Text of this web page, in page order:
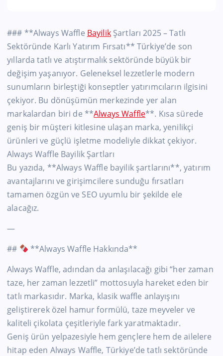
### **Always Waffle BayilikŞartları 2025 – Tatlı
Sektöründe Karlı Yatırım Fırsatı** Türkiye’de son
yıllarda tatlı ve atıştırmalık sektöründe büyük bir
değişim yaşanıyor. Geleneksel lezzetlerle modern
sunumların birleştiği konseptler yatırımcıların ilgisini
çekiyor. Bu dönüşümün merkezinde yer alan
markalardan biri de **Always Waffle**. Kısa sürede
geniş bir müşteri kitlesine ulaşan marka, yenilikçi
ürünleri ve güçlü işletme modeliyle dikkat çekiyor.
Always Waffle Bayilik Şartları
Bu yazıda, **Always Waffle bayilik şartlarını**, yatırım
avantajlarını ve girişimcilere sunduğu fırsatları
tamamen özgün ve SEO uyumlu bir şekilde ele
alacağız.
—
##
**Always Waffle Hakkında**
Always Waffle, adından da anlaşılacağı gibi “her zaman
taze, her zaman lezzetli” mottosuyla hareket eden bir
tatlı markasıdır. Marka, klasik waffle anlayışını
geliştirerek özel hamur formülü, taze meyveler ve
kaliteli çikolata çeşitleriyle fark yaratmaktadır.
Geniş ürün yelpazesiyle hem gençlere hem de ailelere
hitap eden Always Waffle, Türkiye’de tatlı sektöründe